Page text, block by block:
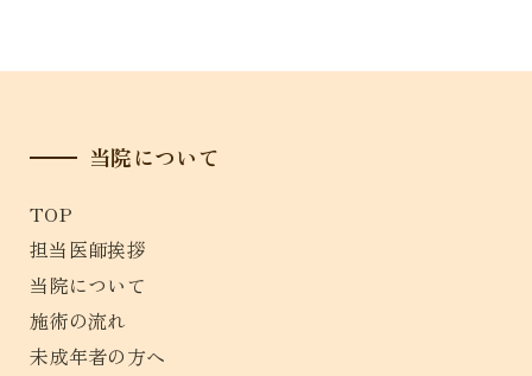
当院について
TOP
担当医師挨拶
当院について
施術の流れ
未成年者の方へ